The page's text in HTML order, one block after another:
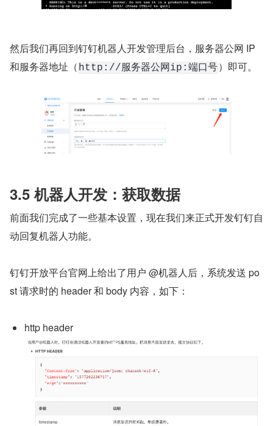
然后我们再回到钉钉机器人开发管理后台，服务器公网 IP
和服务器地址（ http://服务器公网ip:端口号）即可。
3.5 机器人开发：获取数据
前面我们完成了一些基本设置，现在我们来正式开发钉钉自
动回复机器人功能。
钉钉开放平台官网上给出了用户 @机器人后，系统发送 po
st 请求时的 header 和 body 内容，如下：
http header